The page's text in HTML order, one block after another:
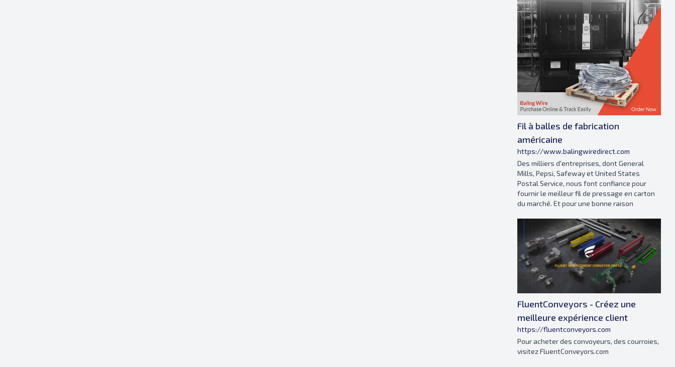
Fil à balles de fabrication
américaine
https://www.balingwiredirect.com
Des milliers d'entreprises, dont General
Mills, Pepsi, Safeway et United States
Postal Service, nous font confiance pour
fournir le meilleur fil de pressage en carton
du marché. Et pour une bonne raison
FluentConveyors - Créez une
meilleure expérience client
https://fluentconveyors.com
Pour acheter des convoyeurs, des courroies,
visitez FluentConveyors.com